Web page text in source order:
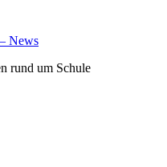
News
rund um Schule